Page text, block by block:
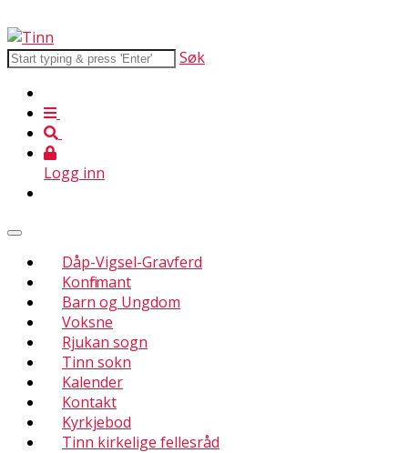
Søk
Logg inn
Dåp-Vigsel-Gravferd
Konfirmant
Barn og Ungdom
Voksne
Rjukan sogn
Tinn sokn
Kalender
Kontakt
Kyrkjebod
Tinn kirkelige fellesråd